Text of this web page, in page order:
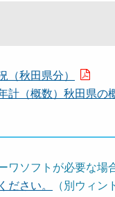
（秋田県分）
計（概数）秋田県の
ワソフトが必要な場
ださい。
（別ウィン